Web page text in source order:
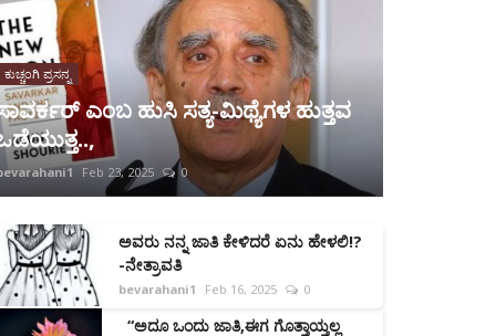
ಕುಚ್ಚಂಗಿ ಪ್ರಸನ್ನ
ಎಂಬ ಹುಸಿ ಸತ್ಯ-ಮಿಥ್ಯೆಗಳ ಹುತ್ತವ
Feb 23, 2025 0
ಅವರು ನನ್ನ ಜಾತಿ ಕೇಳಿದರೆ ಏನು ಹೇಳಲಿ!?
-ನೇತ್ರಾವತಿ
bevarahani1 Feb 16, 2025 0
“ಅದೂ ಒಂದು ಜಾತಿ,ಈಗ ಗೊತ್ತಾಯ್ತಲ್ಲ